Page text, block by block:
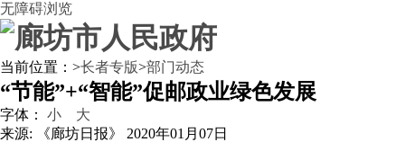
无障碍浏览
当前位置： >长者专版>部门动态
“节能”+“智能”促邮政业绿色发展
字体： 小
大
来源: 《廊坊日报》
2020年01月07日